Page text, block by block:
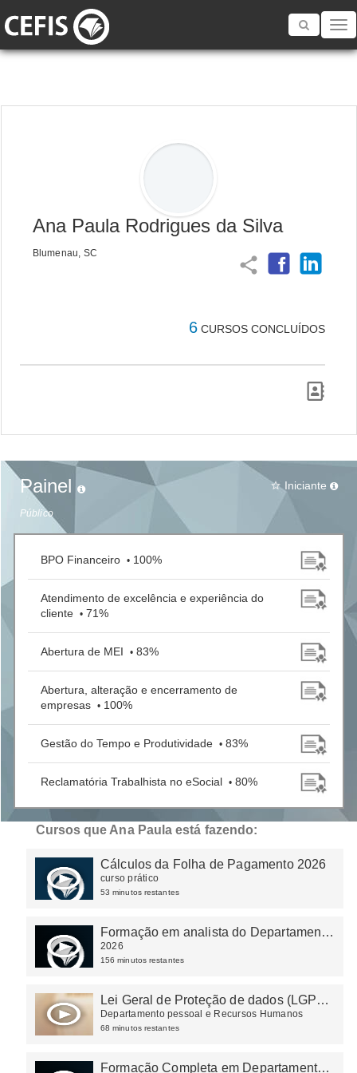
Toggle
Ana Paula Rodrigues da Silva
Blumenau, SC
share
6 CURSOS CONCLUÍDOS
Painel
Público
star_border Iniciante
BPO Financeiro • 100%
Atendimento de excelência e experiência do
cliente • 71%
Abertura de MEI • 83%
Abertura, alteração e encerramento de
empresas • 100%
Gestão do Tempo e Produtividade • 83%
Reclamatória Trabalhista no eSocial • 80%
Cursos que Ana Paula está fazendo:
Cálculos da Folha de Pagamento 2026
curso prático
53 minutos restantes
Formação em analista do Departamento
Pessoal
2026
156 minutos restantes
Lei Geral de Proteção de dados (LGPD)
no DP e RH
Departamento pessoal e Recursos Humanos
68 minutos restantes
Formação Completa em Departamento